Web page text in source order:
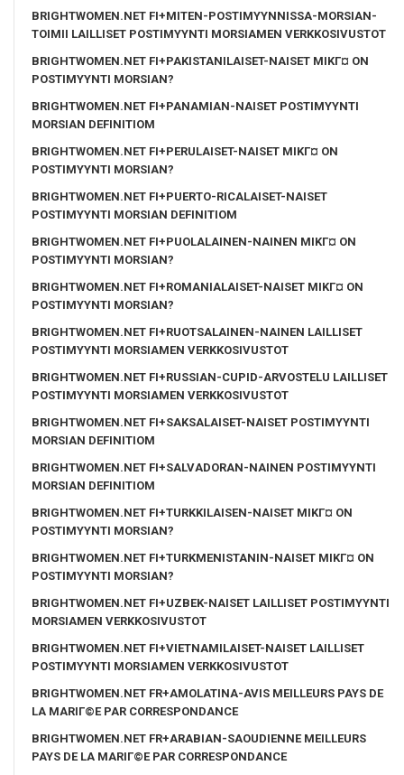
BRIGHTWOMEN.NET FI+MITEN-POSTIMYYNNISSA-MORSIAN-
TOIMII LAILLISET POSTIMYYNTI MORSIAMEN VERKKOSIVUSTOT
BRIGHTWOMEN.NET FI+PAKISTANILAISET-NAISET MIKГ¤ ON
POSTIMYYNTI MORSIAN?
BRIGHTWOMEN.NET FI+PANAMIAN-NAISET POSTIMYYNTI
MORSIAN DEFINITIOM
BRIGHTWOMEN.NET FI+PERULAISET-NAISET MIKГ¤ ON
POSTIMYYNTI MORSIAN?
BRIGHTWOMEN.NET FI+PUERTO-RICALAISET-NAISET
POSTIMYYNTI MORSIAN DEFINITIOM
BRIGHTWOMEN.NET FI+PUOLALAINEN-NAINEN MIKГ¤ ON
POSTIMYYNTI MORSIAN?
BRIGHTWOMEN.NET FI+ROMANIALAISET-NAISET MIKГ¤ ON
POSTIMYYNTI MORSIAN?
BRIGHTWOMEN.NET FI+RUOTSALAINEN-NAINEN LAILLISET
POSTIMYYNTI MORSIAMEN VERKKOSIVUSTOT
BRIGHTWOMEN.NET FI+RUSSIAN-CUPID-ARVOSTELU LAILLISET
POSTIMYYNTI MORSIAMEN VERKKOSIVUSTOT
BRIGHTWOMEN.NET FI+SAKSALAISET-NAISET POSTIMYYNTI
MORSIAN DEFINITIOM
BRIGHTWOMEN.NET FI+SALVADORAN-NAINEN POSTIMYYNTI
MORSIAN DEFINITIOM
BRIGHTWOMEN.NET FI+TURKKILAISEN-NAISET MIKГ¤ ON
POSTIMYYNTI MORSIAN?
BRIGHTWOMEN.NET FI+TURKMENISTANIN-NAISET MIKГ¤ ON
POSTIMYYNTI MORSIAN?
BRIGHTWOMEN.NET FI+UZBEK-NAISET LAILLISET POSTIMYYNTI
MORSIAMEN VERKKOSIVUSTOT
BRIGHTWOMEN.NET FI+VIETNAMILAISET-NAISET LAILLISET
POSTIMYYNTI MORSIAMEN VERKKOSIVUSTOT
BRIGHTWOMEN.NET FR+AMOLATINA-AVIS MEILLEURS PAYS DE
LA MARIГ©E PAR CORRESPONDANCE
BRIGHTWOMEN.NET FR+ARABIAN-SAOUDIENNE MEILLEURS
PAYS DE LA MARIГ©E PAR CORRESPONDANCE